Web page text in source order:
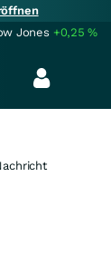
Jones +0,25%